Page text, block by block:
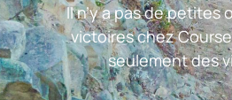
Il n’y a pas de petites
victoires chez
seulement des